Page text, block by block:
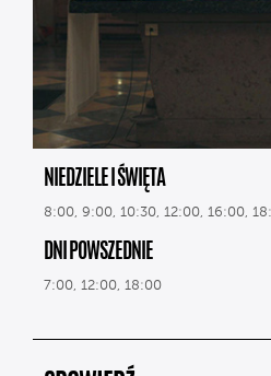
NIEDZIELE I ŚWIĘTA
8:00, 9:00, 10:30, 12:00, 16:00,
DNI POWSZEDNIE
7:00, 12:00, 18:00